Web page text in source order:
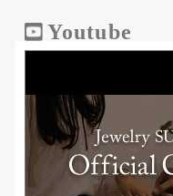
Youtube